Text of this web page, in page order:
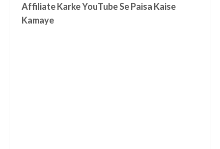
Affiliate Karke YouTube Se Paisa Kaise
Kamaye